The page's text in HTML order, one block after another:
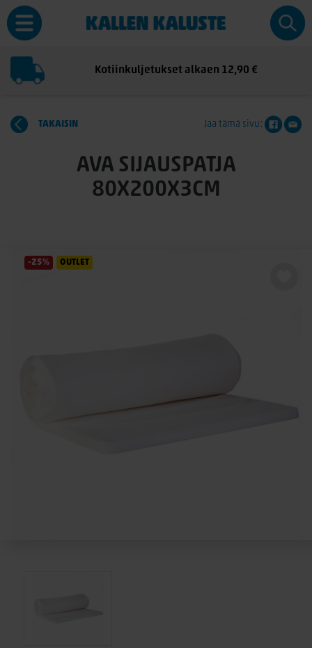
Kotiinkuljetukset alkaen 12,90 €
TAKAISIN Jaa tämä sivu:
AVA SIJAUSPATJA
80X200X3CM
-25% OUTLET